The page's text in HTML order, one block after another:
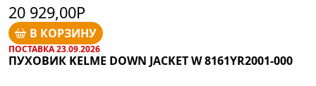
20 929,00Р
В КОРЗИНУ
ПОСТАВКА 23.09.2026
ПУХОВИК KELME DOWN JACKET W 8161YR2001-000